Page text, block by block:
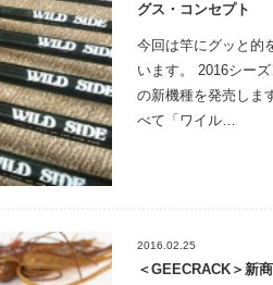
グス・コンセプト
今回は竿にグッと的
います。 2016シー
の新機種を発売しま
べて「ワイル…
2016.02.25
＜GEECRACK＞新